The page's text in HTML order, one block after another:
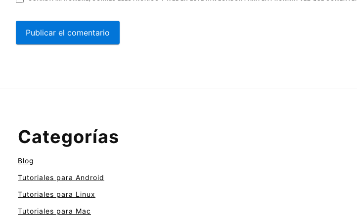
Categorías
Blog
Tutoriales para Android
Tutoriales para Linux
Tutoriales para Mac